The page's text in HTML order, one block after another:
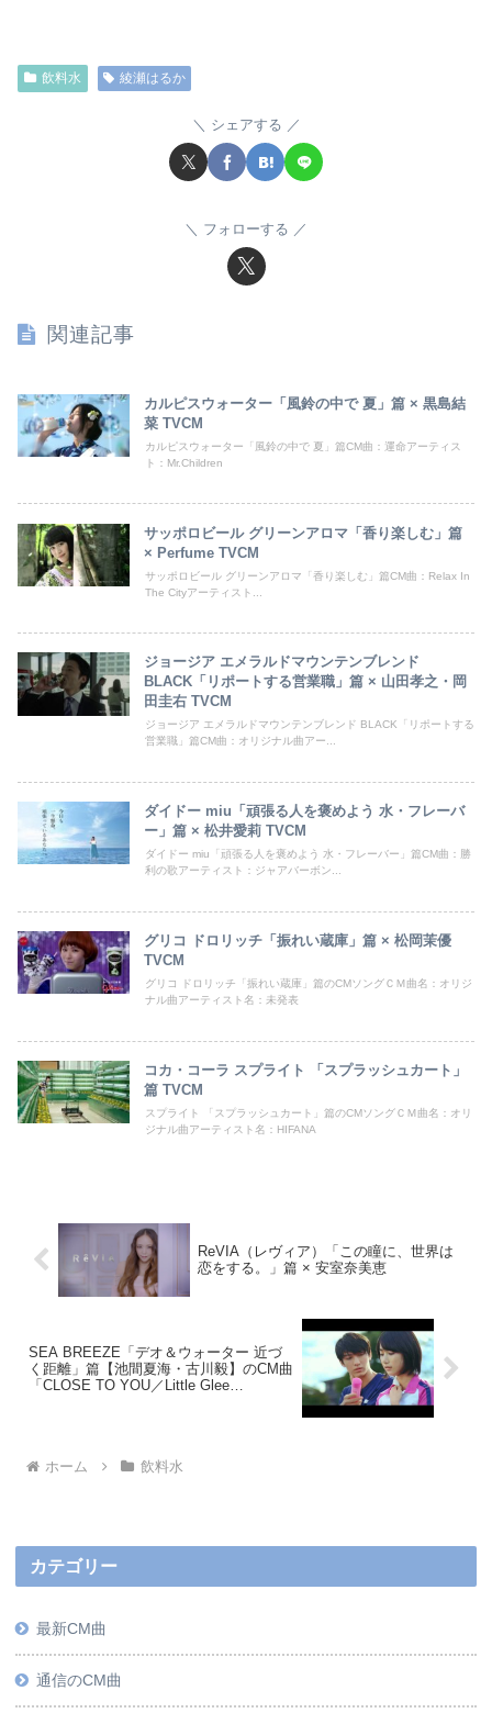
飲料水 綾瀬はるか
シェアする
フォローする
関連記事
カルピスウォーター「風鈴の中で 夏」篇 × 黒島結
菜 TVCM
カルピスウォーター「風鈴の中で 夏」篇CM曲：運命アーティス
ト：Mr.Children
サッポロビール グリーンアロマ「香り楽しむ」篇
× Perfume TVCM
サッポロビール グリーンアロマ「香り楽しむ」篇CM曲：Relax In
The Cityアーティスト...
ジョージア エメラルドマウンテンブレンド
BLACK「リポートする営業職」篇 × 山田孝之・岡
田圭右 TVCM
ジョージア エメラルドマウンテンブレンド BLACK「リポートする
営業職」篇CM曲：オリジナル曲アー...
ダイドー miu「頑張る人を褒めよう 水・フレーバ
ー」篇 × 松井愛莉 TVCM
ダイドー miu「頑張る人を褒めよう 水・フレーバー」篇CM曲：勝
利の歌アーティスト：ジャアバーボン...
グリコ ドロリッチ「振れい蔵庫」篇 × 松岡茉優
TVCM
グリコ ドロリッチ「振れい蔵庫」篇のCMソングＣＭ曲名：オリジ
ナル曲アーティスト名：未発表
コカ・コーラ スプライト 「スプラッシュカート」
篇 TVCM
スプライト 「スプラッシュカート」篇のCMソングＣＭ曲名：オリ
ジナル曲アーティスト名：HIFANA
ReVIA（レヴィア）「この瞳に、世界は
恋をする。」篇 × 安室奈美恵
SEA BREEZE「デオ＆ウォーター 近づ
く距離」篇【池間夏海・古川毅】のCM曲
「CLOSE TO YOU／Little Glee
ホーム 飲料水
カテゴリー
最新CM曲
通信のCM曲